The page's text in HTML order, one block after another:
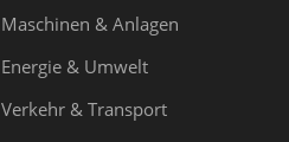
Maschinen & Anlagen
Energie & Umwelt
Verkehr & Transport